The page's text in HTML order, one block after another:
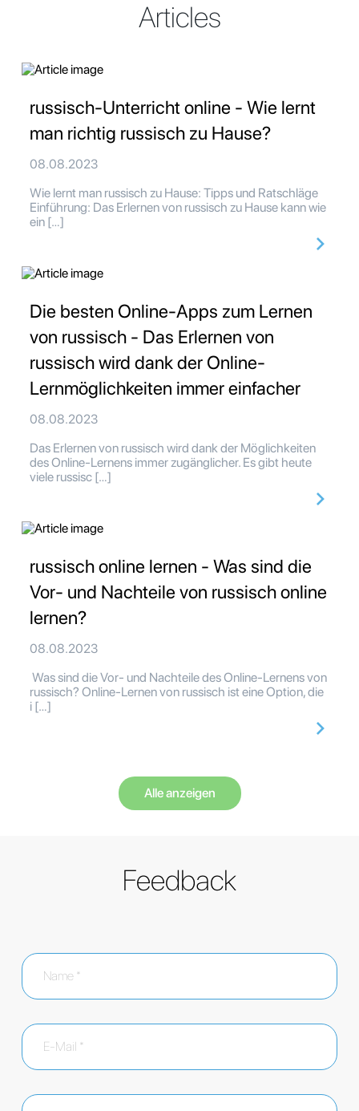
Articles
russisch-Unterricht online - Wie lernt
man richtig russisch zu Hause?
08.08.2023
Wie lernt man russisch zu Hause: Tipps und Ratschläge
Einführung: Das Erlernen von russisch zu Hause kann wie
ein […]
Die besten Online-Apps zum Lernen
von russisch - Das Erlernen von
russisch wird dank der Online-
Lernmöglichkeiten immer einfacher
08.08.2023
Das Erlernen von russisch wird dank der Möglichkeiten
des Online-Lernens immer zugänglicher. Es gibt heute
viele russisc […]
russisch online lernen - Was sind die
Vor- und Nachteile von russisch online
lernen?
08.08.2023
Was sind die Vor- und Nachteile des Online-Lernens von
russisch? Online-Lernen von russisch ist eine Option, die
i […]
Alle anzeigen
Feedback